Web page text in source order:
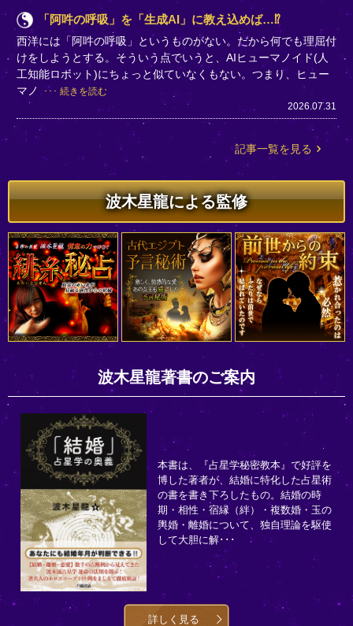
「阿吽の呼吸」を「生成AI」に教え込めば…⁉
西洋には「阿吽の呼吸」というものがない。だから何でも理屈付
けをしようとする。そういう点でいうと、AIヒューマノイド(人
工知能ロボット)にちょっと似ていなくもない。つまり、ヒュー
マノ
続きを読む
2026.07.31
記事一覧を見る
波木星龍による監修
波木星龍著書のご案内
本書は、『占星学秘密教本』で好評を
博した著者が、結婚に特化した占星術
の書を書き下ろしたもの。結婚の時
期・相性・宿縁（絆）・複数婚・玉の
輿婚・離婚について、独自理論を駆使
して大胆に解･･･
詳しく見る